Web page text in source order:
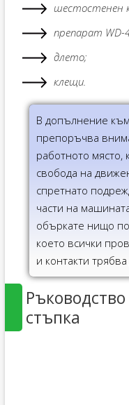
шестостенен
препарат WD-
длето;
клещи.
В допълнение
препоръчва
работното място,
свобода на
спретнато
части на
объркате нищо
което всички
и контакти
стъпка